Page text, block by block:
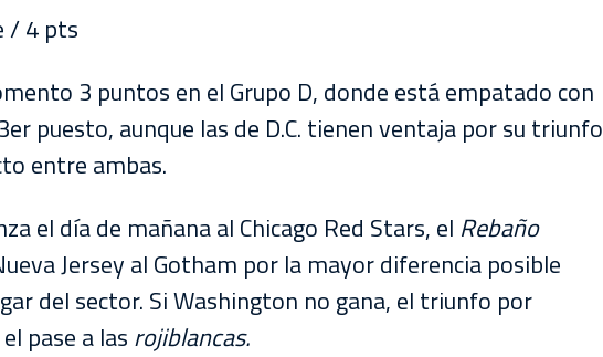
/ 4 pts
3 puntos en el Grupo D, donde está empatado con
puesto, aunque las de D.C. tienen ventaja por su triunfo
entre ambas.
el día de mañana al Chicago Red Stars, el Rebaño
Jersey al Gotham por la mayor diferencia posible
del sector. Si Washington no gana, el triunfo por
pase a las rojiblancas.